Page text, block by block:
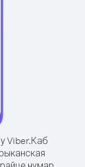
Viber.Каб